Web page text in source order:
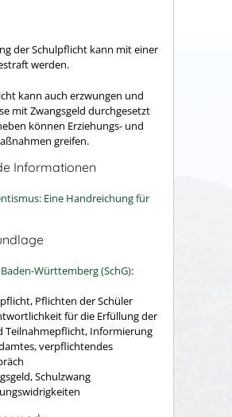
der Schulpflicht kann mit einer
werden.
kann auch erzwungen und
mit Zwangsgeld durchgesetzt
können Erziehungs- und
greifen.
Informationen
Eine Handreichung für
Württemberg (SchG):
Pflichten der Schüler
für die Erfüllung der
Teilnahmepflicht, Informierung
verpflichtendes
Schulzwang